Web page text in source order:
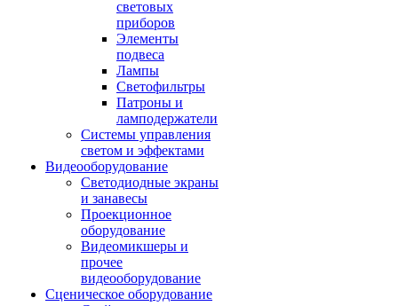
световых
приборов
Элементы
подвеса
Лампы
Светофильтры
Патроны и
ламподержатели
Системы управления
светом и эффектами
Видеооборудование
Светодиодные экраны
и занавесы
Проекционное
оборудование
Видеомикшеры и
прочее
видеооборудование
Сценическое оборудование